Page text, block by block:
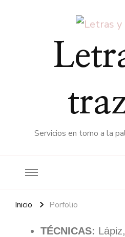
Servicios en torno a la
Inicio Porfolio
TÉCNICAS: